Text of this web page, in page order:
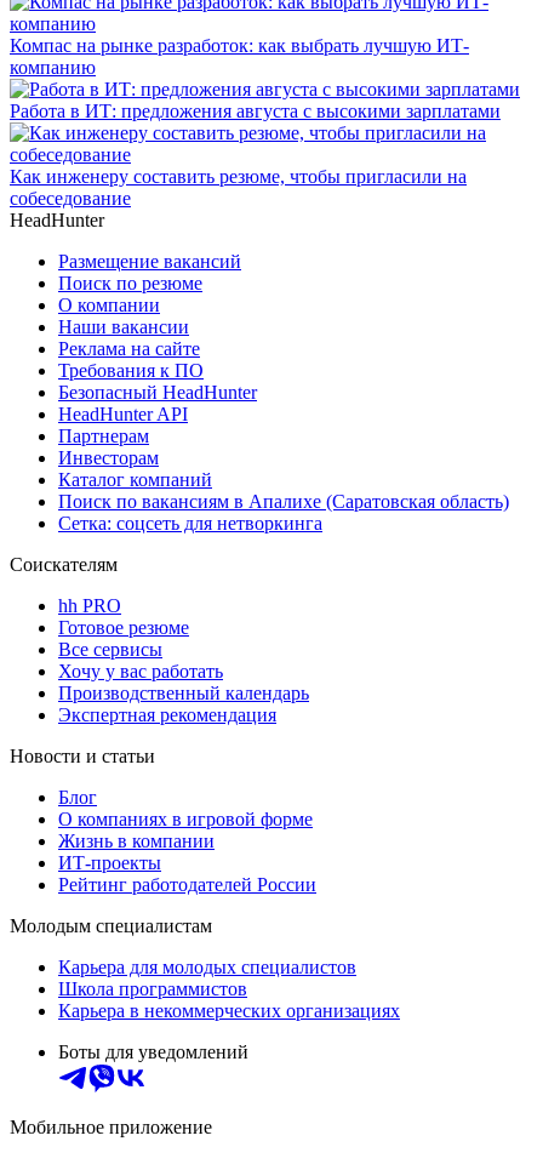
Компас на рынке разработок: как выбрать лучшую ИТ-
компанию
Работа в ИТ: предложения августа с высокими зарплатами
Как инженеру составить резюме, чтобы пригласили на
собеседование
HeadHunter
Размещение вакансий
Поиск по резюме
О компании
Наши вакансии
Реклама на сайте
Требования к ПО
Безопасный HeadHunter
HeadHunter API
Партнерам
Инвесторам
Каталог компаний
Поиск по вакансиям в Апалихе (Саратовская область)
Сетка: соцсеть для нетворкинга
Соискателям
hh PRO
Готовое резюме
Все сервисы
Хочу у вас работать
Производственный календарь
Экспертная рекомендация
Новости и статьи
Блог
О компаниях в игровой форме
Жизнь в компании
ИТ-проекты
Рейтинг работодателей России
Молодым специалистам
Карьера для молодых специалистов
Школа программистов
Карьера в некоммерческих организациях
Боты для уведомлений
Мобильное приложение